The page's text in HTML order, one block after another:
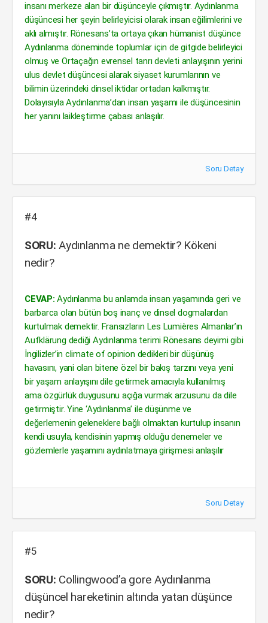
insanı merkeze alan bir düşünceyle çıkmıştır. Aydınlanma
düşüncesi her şeyin belirleyicisi olarak insan eğilimlerini ve
aklı almıştır. Rönesans’ta ortaya çıkan hümanist düşünce
Aydınlanma döneminde toplumlar için de gitgide belirleyici
olmuş ve Ortaçağın evrensel tanrı devleti anlayışının yerini
ulus devlet düşüncesi alarak siyaset kurumlarının ve
bilimin üzerindeki dinsel iktidar ortadan kalkmıştır.
Dolayısıyla Aydınlanma’dan insan yaşamı ile düşüncesinin
her yanını laikleştirme çabası anlaşılır.
Soru Detay
#4
SORU: Aydınlanma ne demektir? Kökeni
nedir?
CEVAP: Aydınlanma bu anlamda insan yaşamında geri ve
barbarca olan bütün boş inanç ve dinsel dogmalardan
kurtulmak demektir. Fransızların Les Lumières Almanlar’ın
Aufklärung dediği Aydınlanma terimi Rönesans deyimi gibi
İngilizler’in climate of opinion dedikleri bir düşünüş
havasını, yani olan bitene özel bir bakış tarzını veya yeni
bir yaşam anlayışını dile getirmek amacıyla kullanılmış
ama özgürlük duygusunu açığa vurmak arzusunu da dile
getirmiştir. Yine ‘Aydınlanma’ ile düşünme ve
değerlemenin geleneklere bağlı olmaktan kurtulup insanın
kendi usuyla, kendisinin yapmış olduğu denemeler ve
gözlemlerle yaşamını aydınlatmaya girişmesi anlaşılır
Soru Detay
#5
SORU: Collingwood’a gore Aydınlanma
düşüncel hareketinin altında yatan düşünce
nedir?